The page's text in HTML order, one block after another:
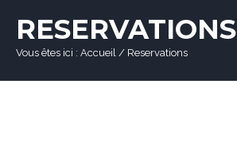
RESERVATIONS
Vous êtes ici : Accueil / Reservations